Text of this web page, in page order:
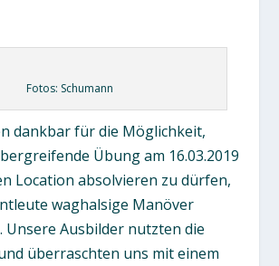
Fotos: Schumann
dankbar für die Möglichkeit,
Übung am 16.03.2019
Location absolvieren zu dürfen,
waghalsige Manöver
Unsere Ausbilder nutzten die
überraschten uns mit einem